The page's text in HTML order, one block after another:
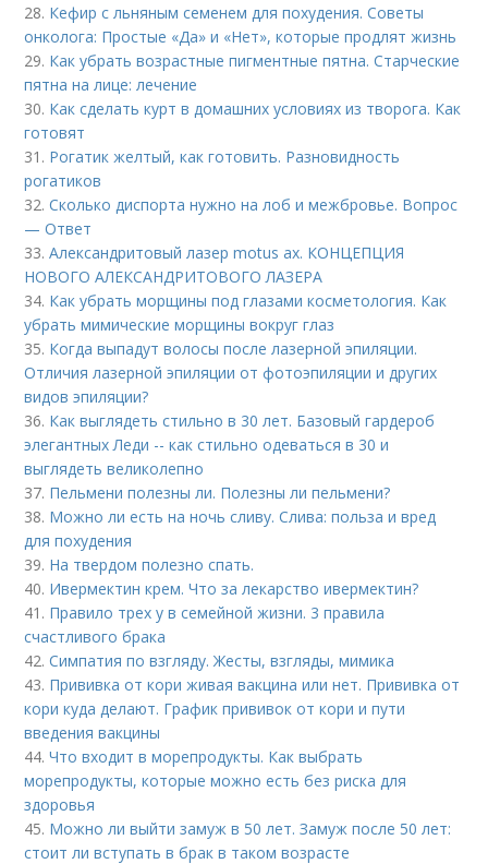
28. Кефир с льняным семенем для похудения. Советы
онколога: Простые «Да» и «Нет», которые продлят жизнь
29. Как убрать возрастные пигментные пятна. Старческие
пятна на лице: лечение
30. Как сделать курт в домашних условиях из творога. Как
готовят
31. Рогатик желтый, как готовить. Разновидность
рогатиков
32.Сколько диспорта нужно на лоб и межбровье. Вопрос
— Ответ
33.Александритовый лазер motus ax. КОНЦЕПЦИЯ
НОВОГО АЛЕКСАНДРИТОВОГО ЛАЗЕРА
34. Как убрать морщины под глазами косметология. Как
убрать мимические морщины вокруг глаз
35. Когда выпадут волосы после лазерной эпиляции.
Отличия лазерной эпиляции от фотоэпиляции и других
видов эпиляции?
36. Как выглядеть стильно в 30 лет. Базовый гардероб
элегантных Леди -- как стильно одеваться в 30 и
выглядеть великолепно
37. Пельмени полезны ли. Полезны ли пельмени?
38. Можно ли есть на ночь сливу. Слива: польза и вред
для похудения
39. На твердом полезно спать.
40. Ивермектин крем. Что за лекарство ивермектин?
41. Правило трех у в семейной жизни. 3 правила
счастливого брака
42.Симпатия по взгляду. Жесты, взгляды, мимика
43. Прививка от кори живая вакцина или нет. Прививка от
кори куда делают. График прививок от кори и пути
введения вакцины
44.Что входит в морепродукты. Как выбрать
морепродукты, которые можно есть без риска для
здоровья
45. Можно ли выйти замуж в 50 лет. Замуж после 50 лет:
стоит ли вступать в брак в таком возрасте